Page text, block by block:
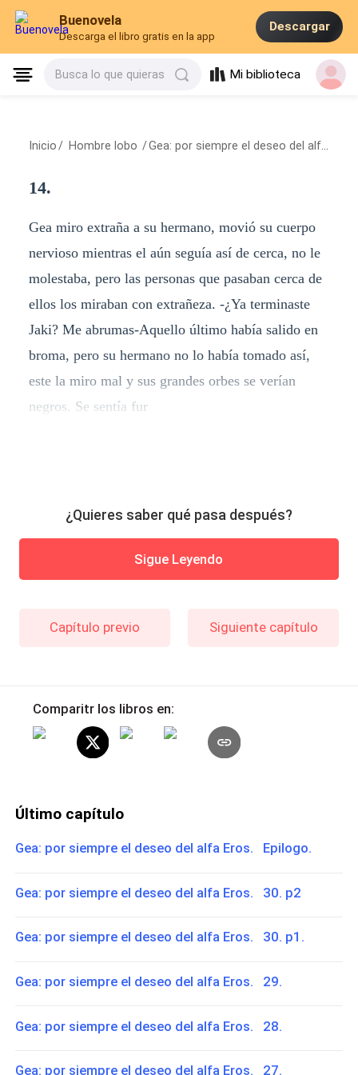
Buenovela
Descarga el libro gratis en la app
Descargar
Busca lo que quieras Mi biblioteca
Inicio / Hombre lobo /Gea: por siempre el deseo del alfa Eros.
14.
Gea miro extraña a su hermano, movió su cuerpo
nervioso mientras el aún seguía así de cerca, no le
molestaba, pero las personas que pasaban cerca de
ellos los miraban con extrañeza. -¿Ya terminaste
Jaki? Me abrumas-Aquello último había salido en
broma, pero su hermano no lo había tomado así,
este la miro mal y sus grandes orbes se verían
negros. Se sentía fur
¿Quieres saber qué pasa después?
Sigue Leyendo
Capítulo previo Siguiente capítulo
Comparitr los libros en:
Último capítulo
Gea: por siempre el deseo del alfa Eros. Epilogo.
Gea: por siempre el deseo del alfa Eros. 30. p2
Gea: por siempre el deseo del alfa Eros. 30. p1.
Gea: por siempre el deseo del alfa Eros. 29.
Gea: por siempre el deseo del alfa Eros. 28.
Gea: por siempre el deseo del alfa Eros. 27.